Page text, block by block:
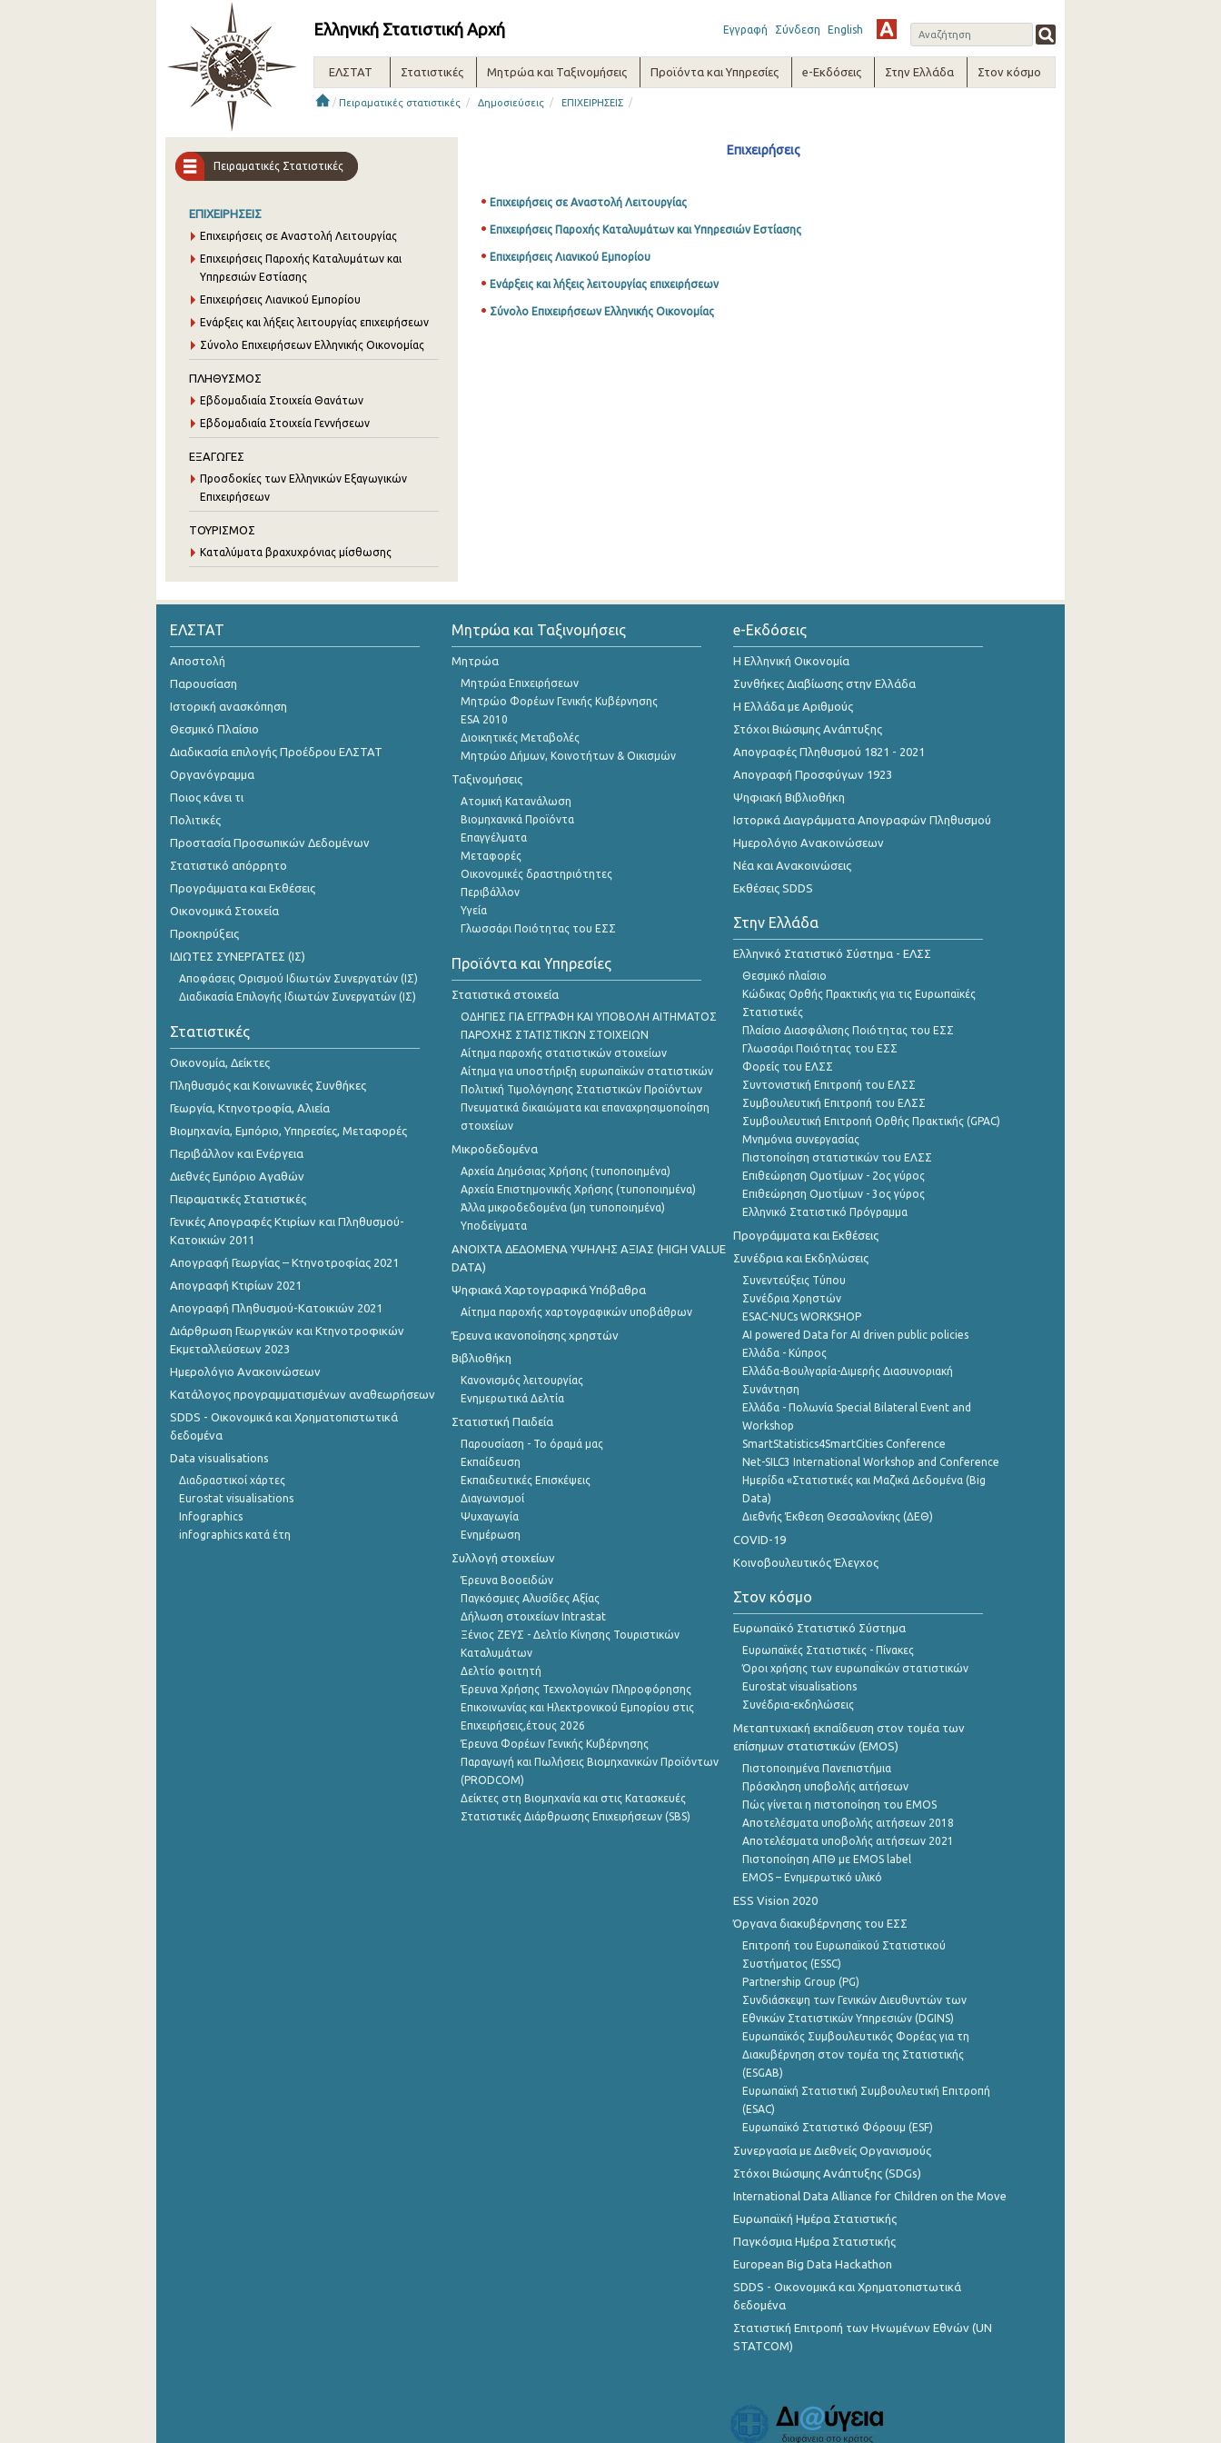
Ελληνική Στατιστική Αρχή Εγγραφή Σύνδεση English
ΕΛΣΤΑΤ Στατιστικές Μητρώα και Ταξινομήσεις Προϊόντα και Υπηρεσίες e-Εκδόσεις Στην Ελλάδα Στον κόσμο
/ Πειραματικές στατιστικές / Δημοσιεύσεις / ΕΠΙΧΕΙΡΗΣΕΙΣ /
Πειραματικές Στατιστικές
ΕΠΙΧΕΙΡΗΣΕΙΣ
Επιχειρήσεις σε Αναστολή Λειτουργίας
Επιχειρήσεις Παροχής Καταλυμάτων και
Υπηρεσιών Εστίασης
Επιχειρήσεις Λιανικού Εμπορίου
Ενάρξεις και λήξεις λειτουργίας επιχειρήσεων
Σύνολο Επιχειρήσεων Ελληνικής Οικονομίας
ΠΛΗΘΥΣΜΟΣ
Εβδομαδιαία Στοιχεία Θανάτων
Εβδομαδιαία Στοιχεία Γεννήσεων
ΕΞΑΓΩΓΕΣ
Προσδοκίες των Ελληνικών Εξαγωγικών
Επιχειρήσεων
ΤΟΥΡΙΣΜΟΣ
Καταλύματα βραχυχρόνιας μίσθωσης
Επιχειρήσεις
Επιχειρήσεις σε Αναστολή Λειτουργίας
Επιχειρήσεις Παροχής Καταλυμάτων και Υπηρεσιών Εστίασης
Επιχειρήσεις Λιανικού Εμπορίου
Ενάρξεις και λήξεις λειτουργίας επιχειρήσεων
Σύνολο Επιχειρήσεων Ελληνικής Οικονομίας
ΕΛΣΤΑΤ
Αποστολή
Παρουσίαση
Ιστορική ανασκόπηση
Θεσμικό Πλαίσιο
Διαδικασία επιλογής Προέδρου ΕΛΣΤΑΤ
Οργανόγραμμα
Ποιος κάνει τι
Πολιτικές
Προστασία Προσωπικών Δεδομένων
Στατιστικό απόρρητο
Προγράμματα και Εκθέσεις
Οικονομικά Στοιχεία
Προκηρύξεις
ΙΔΙΩΤΕΣ ΣΥΝΕΡΓΑΤΕΣ (ΙΣ)
Αποφάσεις Ορισμού Ιδιωτών Συνεργατών (ΙΣ)
Διαδικασία Επιλογής Ιδιωτών Συνεργατών (ΙΣ)
Στατιστικές
Οικονομία, Δείκτες
Πληθυσμός και Κοινωνικές Συνθήκες
Γεωργία, Κτηνοτροφία, Αλιεία
Βιομηχανία, Εμπόριο, Υπηρεσίες, Μεταφορές
Περιβάλλον και Ενέργεια
Διεθνές Εμπόριο Αγαθών
Πειραματικές Στατιστικές
Γενικές Απογραφές Κτιρίων και Πληθυσμού-
Κατοικιών 2011
Απογραφή Γεωργίας – Κτηνοτροφίας 2021
Απογραφή Κτιρίων 2021
Απογραφή Πληθυσμού-Κατοικιών 2021
Διάρθρωση Γεωργικών και Κτηνοτροφικών
Εκμεταλλεύσεων 2023
Ημερολόγιο Ανακοινώσεων
Κατάλογος προγραμματισμένων αναθεωρήσεων
SDDS - Οικονομικά και Χρηματοπιστωτικά
δεδομένα
Data visualisations
Διαδραστικοί χάρτες
Eurostat visualisations
Infographics
infographics κατά έτη
Μητρώα και Ταξινομήσεις
Μητρώα
Μητρώα Επιχειρήσεων
Μητρώο Φορέων Γενικής Κυβέρνησης
ESA 2010
Διοικητικές Μεταβολές
Μητρώο Δήμων, Κοινοτήτων & Οικισμών
Ταξινομήσεις
Ατομική Κατανάλωση
Βιομηχανικά Προϊόντα
Επαγγέλματα
Μεταφορές
Οικονομικές δραστηριότητες
Περιβάλλον
Υγεία
Γλωσσάρι Ποιότητας του ΕΣΣ
Προϊόντα και Υπηρεσίες
Στατιστικά στοιχεία
ΟΔΗΓΙΕΣ ΓΙΑ ΕΓΓΡΑΦΗ ΚΑΙ ΥΠΟΒΟΛΗ ΑΙΤΗΜΑΤΟΣ
ΠΑΡΟΧΗΣ ΣΤΑΤΙΣΤΙΚΩΝ ΣΤΟΙΧΕΙΩΝ
Αίτημα παροχής στατιστικών στοιχείων
Αίτημα για υποστήριξη ευρωπαϊκών στατιστικών
Πολιτική Τιμολόγησης Στατιστικών Προϊόντων
Πνευματικά δικαιώματα και επαναχρησιμοποίηση
στοιχείων
Μικροδεδομένα
Αρχεία Δημόσιας Χρήσης (τυποποιημένα)
Αρχεία Επιστημονικής Χρήσης (τυποποιημένα)
Άλλα μικροδεδομένα (μη τυποποιημένα)
Υποδείγματα
ANOIXTA ΔΕΔΟΜΕΝΑ ΥΨΗΛΗΣ ΑΞΙΑΣ (HIGH VALUE
DATA)
Ψηφιακά Χαρτογραφικά Υπόβαθρα
Αίτημα παροχής χαρτογραφικών υποβάθρων
Έρευνα ικανοποίησης χρηστών
Βιβλιοθήκη
Κανονισμός λειτουργίας
Ενημερωτικά Δελτία
Στατιστική Παιδεία
Παρουσίαση - Το όραμά μας
Εκπαίδευση
Εκπαιδευτικές Επισκέψεις
Διαγωνισμοί
Ψυχαγωγία
Ενημέρωση
Συλλογή στοιχείων
Έρευνα Βοοειδών
Παγκόσμιες Αλυσίδες Αξίας
Δήλωση στοιχείων Intrastat
Ξένιος ΖΕΥΣ - Δελτίο Κίνησης Τουριστικών
Καταλυμάτων
Δελτίο φοιτητή
Έρευνα Χρήσης Τεχνολογιών Πληροφόρησης
Επικοινωνίας και Ηλεκτρονικού Εμπορίου στις
Επιχειρήσεις,έτους 2026
Έρευνα Φορέων Γενικής Κυβέρνησης
Παραγωγή και Πωλήσεις Βιομηχανικών Προϊόντων
(PRODCOM)
Δείκτες στη Βιομηχανία και στις Κατασκευές
Στατιστικές Διάρθρωσης Επιχειρήσεων (SBS)
e-Εκδόσεις
Η Ελληνική Οικονομία
Συνθήκες Διαβίωσης στην Ελλάδα
Η Ελλάδα με Αριθμούς
Στόχοι Βιώσιμης Ανάπτυξης
Απογραφές Πληθυσμού 1821 - 2021
Απογραφή Προσφύγων 1923
Ψηφιακή Βιβλιοθήκη
Ιστορικά Διαγράμματα Απογραφών Πληθυσμού
Ημερολόγιο Ανακοινώσεων
Νέα και Ανακοινώσεις
Εκθέσεις SDDS
Στην Ελλάδα
Ελληνικό Στατιστικό Σύστημα - ΕΛΣΣ
Θεσμικό πλαίσιο
Κώδικας Ορθής Πρακτικής για τις Ευρωπαϊκές
Στατιστικές
Πλαίσιο Διασφάλισης Ποιότητας του ΕΣΣ
Γλωσσάρι Ποιότητας του ΕΣΣ
Φορείς του ΕΛΣΣ
Συντονιστική Επιτροπή του ΕΛΣΣ
Συμβουλευτική Επιτροπή του ΕΛΣΣ
Συμβουλευτική Επιτροπή Ορθής Πρακτικής (GPAC)
Μνημόνια συνεργασίας
Πιστοποίηση στατιστικών του ΕΛΣΣ
Επιθεώρηση Ομοτίμων - 2ος γύρος
Επιθεώρηση Ομοτίμων - 3ος γύρος
Ελληνικό Στατιστικό Πρόγραμμα
Προγράμματα και Εκθέσεις
Συνέδρια και Εκδηλώσεις
Συνεντεύξεις Τύπου
Συνέδρια Χρηστών
ESAC-NUCs WORKSHOP
AI powered Data for AI driven public policies
Ελλάδα - Κύπρος
Ελλάδα-Βουλγαρία-Διμερής Διασυνοριακή
Συνάντηση
Ελλάδα - Πολωνία Special Bilateral Event and
Workshop
SmartStatistics4SmartCities Conference
Net-SILC3 International Workshop and Conference
Ημερίδα «Στατιστικές και Μαζικά Δεδομένα (Big
Data)
Διεθνής Έκθεση Θεσσαλονίκης (ΔΕΘ)
COVID-19
Κοινοβουλευτικός Έλεγχος
Στον κόσμο
Ευρωπαϊκό Στατιστικό Σύστημα
Ευρωπαϊκές Στατιστικές - Πίνακες
Όροι χρήσης των ευρωπαΪκών στατιστικών
Eurostat visualisations
Συνέδρια-εκδηλώσεις
Μεταπτυχιακή εκπαίδευση στον τομέα των
επίσημων στατιστικών (EMOS)
Πιστοποιημένα Πανεπιστήμια
Πρόσκληση υποβολής αιτήσεων
Πώς γίνεται η πιστοποίηση του EMOS
Αποτελέσματα υποβολής αιτήσεων 2018
Αποτελέσματα υποβολής αιτήσεων 2021
Πιστοποίηση ΑΠΘ με EMOS label
EMOS – Ενημερωτικό υλικό
ESS Vision 2020
Όργανα διακυβέρνησης του ΕΣΣ
Επιτροπή του Ευρωπαϊκού Στατιστικού
Συστήματος (ESSC)
Partnership Group (PG)
Συνδιάσκεψη των Γενικών Διευθυντών των
Εθνικών Στατιστικών Υπηρεσιών (DGINS)
Ευρωπαϊκός Συμβουλευτικός Φορέας για τη
Διακυβέρνηση στον τομέα της Στατιστικής
(ESGAB)
Ευρωπαϊκή Στατιστική Συμβουλευτική Επιτροπή
(ESAC)
Ευρωπαϊκό Στατιστικό Φόρουμ (ESF)
Συνεργασία με Διεθνείς Οργανισμούς
Στόχοι Βιώσιμης Ανάπτυξης (SDGs)
International Data Alliance for Children on the Move
Ευρωπαϊκή Ημέρα Στατιστικής
Παγκόσμια Ημέρα Στατιστικής
European Big Data Hackathon
SDDS - Οικονομικά και Χρηματοπιστωτικά
δεδομένα
Στατιστική Επιτροπή των Ηνωμένων Εθνών (UN
STATCOM)